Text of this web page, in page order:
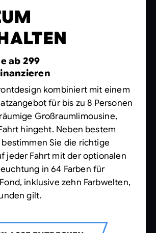
ab 299
kombiniert mit einem
für bis zu 8 Personen
Großraumlimousine,
hingeht. Neben bestem
Sie die richtige
jeder Fahrt mit der optionalen
in 64 Farben für
inklusive zehn Farbwelten,
gilt.